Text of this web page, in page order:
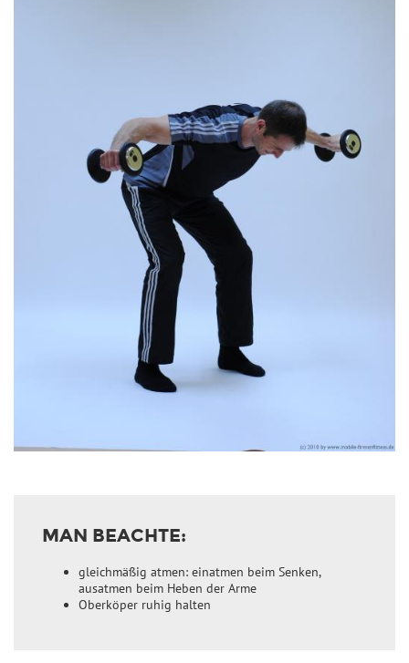
MAN BEACHTE:
gleichmäßig atmen: einatmen beim Senken,
ausatmen beim Heben der Arme
Oberköper ruhig halten